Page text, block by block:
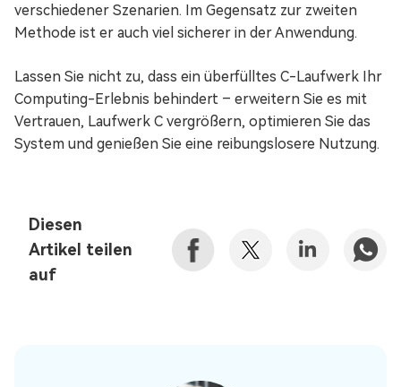
verschiedener Szenarien. Im Gegensatz zur zweiten
Methode ist er auch viel sicherer in der Anwendung.
Lassen Sie nicht zu, dass ein überfülltes C-Laufwerk Ihr
Computing-Erlebnis behindert – erweitern Sie es mit
Vertrauen, Laufwerk C vergrößern, optimieren Sie das
System und genießen Sie eine reibungslosere Nutzung.
Diesen
Artikel teilen
auf